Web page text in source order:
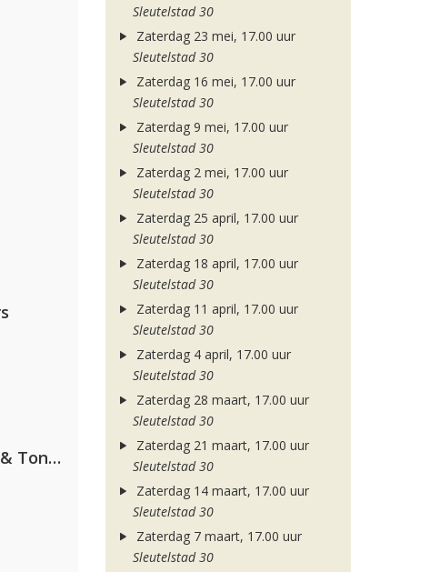
David Guetta, Teddy Swims & Tones And I
Sleutelstad 30
Zaterdag 23 mei, 17.00 uur
Sleutelstad 30
Zaterdag 16 mei, 17.00 uur
Sleutelstad 30
Zaterdag 9 mei, 17.00 uur
Sleutelstad 30
Zaterdag 2 mei, 17.00 uur
Sleutelstad 30
Zaterdag 25 april, 17.00 uur
Sleutelstad 30
Zaterdag 18 april, 17.00 uur
Sleutelstad 30
Zaterdag 11 april, 17.00 uur
Sleutelstad 30
Zaterdag 4 april, 17.00 uur
Sleutelstad 30
Zaterdag 28 maart, 17.00 uur
Sleutelstad 30
Zaterdag 21 maart, 17.00 uur
Sleutelstad 30
Zaterdag 14 maart, 17.00 uur
Sleutelstad 30
Zaterdag 7 maart, 17.00 uur
Sleutelstad 30